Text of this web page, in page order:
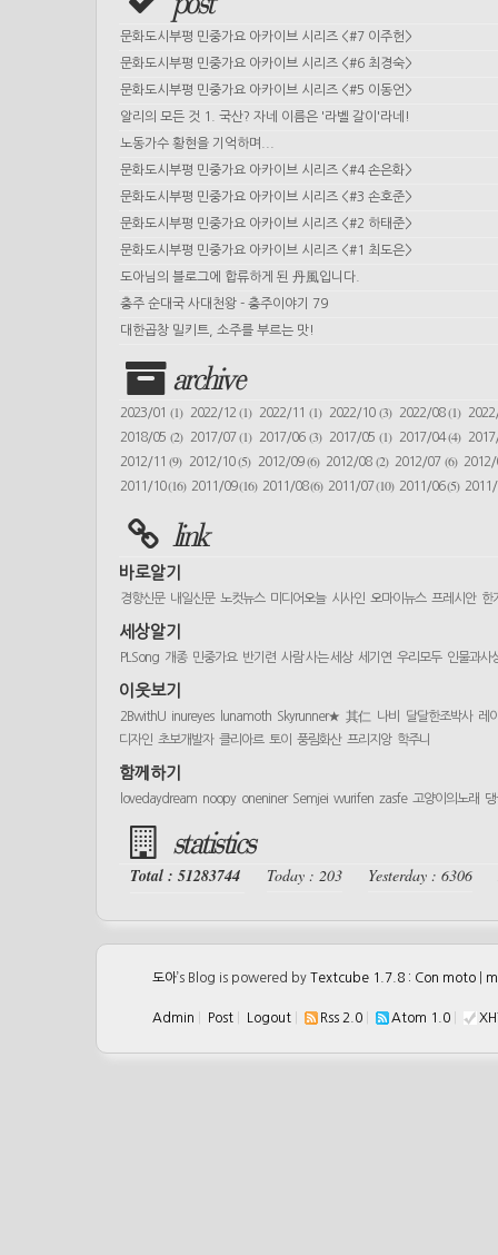
문화도시부평 민중가요 아카이브 시리즈 <#7 이주헌>
문화도시부평 민중가요 아카이브 시리즈 <#6 최경숙>
문화도시부평 민중가요 아카이브 시리즈 <#5 이동언>
알리의 모든 것 1. 국산? 자네 이름은 '라벨 갈이'라네!
노동가수 황현을 기억하며...
문화도시부평 민중가요 아카이브 시리즈 <#4 손은화>
문화도시부평 민중가요 아카이브 시리즈 <#3 손호준>
문화도시부평 민중가요 아카이브 시리즈 <#2 하태준>
문화도시부평 민중가요 아카이브 시리즈 <#1 최도은>
도아님의 블로그에 합류하게 된 丹風입니다.
충주 순대국 사대천왕 - 충주이야기 79
대한곱창 밀키트, 소주를 부르는 맛!
archive
2023/01 (1) 2022/12(1) 2022/11(1) 2022/10 (3) 2022/08(1)
2018/05 (2) 2017/07(1) 2017/06(3) 2017/05 (1) 2017/04(4)
2012/11(9) 2012/10(5) 2012/09(6) 2012/08 (2) 2012/07 (6)
2011/10(16) 2011/09(16) 2011/08(6) 2011/07(10) 2011/06(5)
link
바로알기
경향신문 내일신문 노컷뉴스 미디어오늘 시사인 오마이뉴스 프레시안 한
세상알기
PLSong 개종 민중가요 반기련 사람 사는 세상 세기연 우리모두 인물과사
이웃보기
2BwithU inureyes lunamoth Skyrunner★ 其仁 나비 달달한조박사 레
디자인 초보개발자 클리아르 토이 풍림화산 프리지앙 학주니
함께하기
lovedaydream noopy oneniner Semjei wurifen zasfe 고양이의노래
statistics
Total : 51283744 Today : 203 Yesterday : 6306
도아’s Blog is powered by Textcube 1.7.8 : Con moto
Admin Post Logout Rss 2.0 Atom 1.0